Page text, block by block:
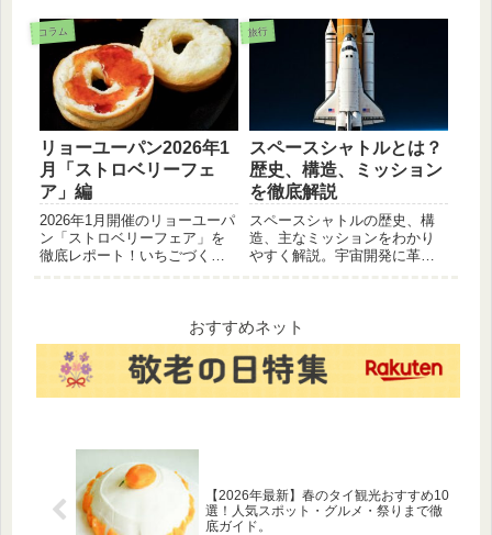
豆知識ばかりです。ぜひ、日
常生活の中で活用してみてく
ださい。
ンイラン・バニラの香料生
産、シーラカンスとの関わり
など、コモロの魅力を網羅。
地理的な特徴から歴史背景ま
で、この記事1つで丸わかりで
コラム
リョーユーパン2026年1
月「ストロベリーフェ
ア」編
2026年1月開催のリョーユーパ
ン「ストロベリーフェア」を
徹底レポート！いちごづくし
際に食べた感想など、いちご
好き必見の情報をブログでお
届けします。
旅行
スペースシャトルとは？
歴史、構造、ミッション
を徹底解説
スペースシャトルの歴史、構
造、主なミッションをわかり
やすく解説。宇宙開発に革命
おすすめネット
【2026年最新】春のタイ観光おすすめ10
選！人気スポット・グルメ・祭りまで徹
底ガイド。